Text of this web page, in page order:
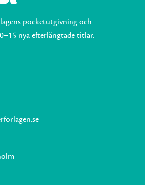
pocketutgivning och
nya efterlängtade titlar.